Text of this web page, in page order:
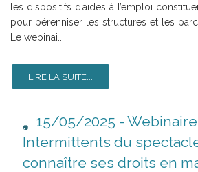
les dispositifs d’aides à l’emploi
pour pérenniser les structures et les
Le webinai...
LIRE LA SUITE...
15/05/2025 - Webinaire
Intermittents du
connaître ses droits en